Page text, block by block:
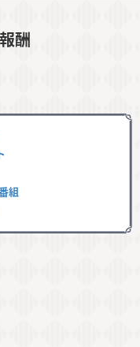
酬
組